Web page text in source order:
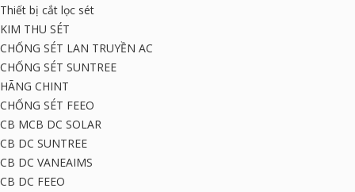
Thiết bị cắt lọc sét
KIM THU SÉT
CHỐNG SÉT LAN TRUYỀN AC
CHỐNG SÉT SUNTREE
HÃNG CHINT
CHỐNG SÉT FEEO
CB MCB DC SOLAR
CB DC SUNTREE
CB DC VANEAIMS
CB DC FEEO